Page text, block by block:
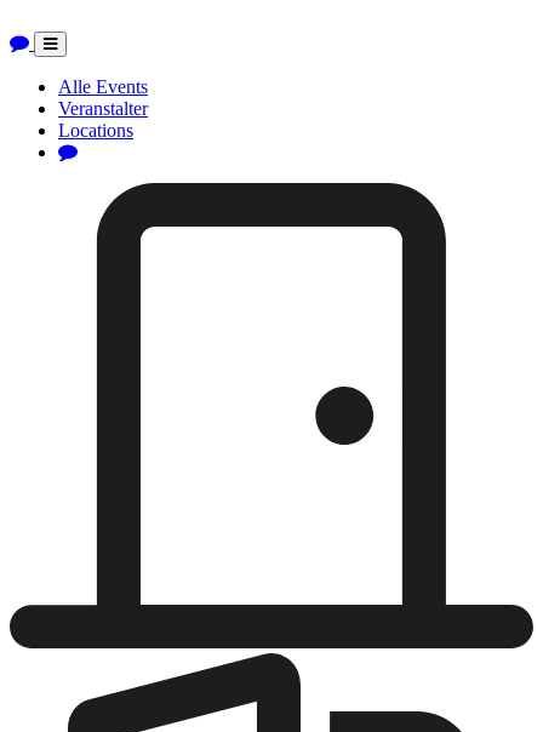
Toggle
navigation
Alle Events
Veranstalter
Locations